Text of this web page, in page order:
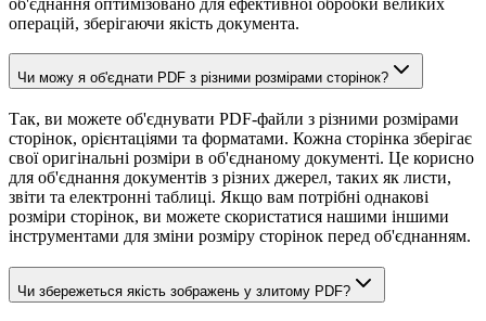
операцій, зберігаючи якість документа.
Чи можу я об'єднати PDF з різними розмірами сторінок?
Так, ви можете об'єднувати PDF-файли з різними розмірами
сторінок, орієнтаціями та форматами. Кожна сторінка зберігає
свої оригінальні розміри в об'єднаному документі. Це корисно
для об'єднання документів з різних джерел, таких як листи,
звіти та електронні таблиці. Якщо вам потрібні однакові
розміри сторінок, ви можете скористатися нашими іншими
інструментами для зміни розміру сторінок перед об'єднанням.
Чи збережеться якість зображень у злитому PDF?